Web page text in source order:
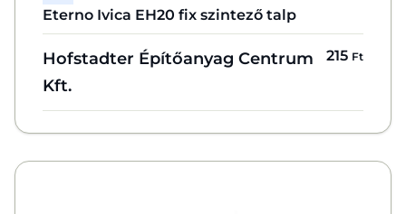
Eterno Ivica EH20 fix szintező talp
Hofstadter Építőanyag Centrum
Kft.
215 Ft